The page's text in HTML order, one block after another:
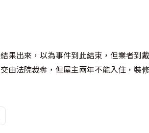
果出來，以為事件到此結束，但業者到
由法院裁奪，但屋主兩年不能入住，裝